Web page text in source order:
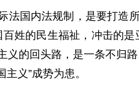
法国内法规制，是要打造
姓的民生福祉，冲击的
的回头路，是一条不归
义”成势为患。